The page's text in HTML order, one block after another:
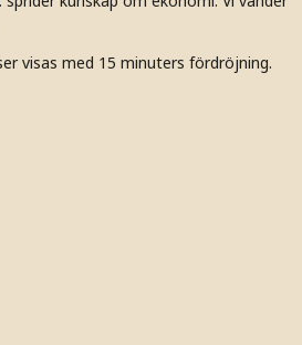
visas med 15 minuters fördröjning.